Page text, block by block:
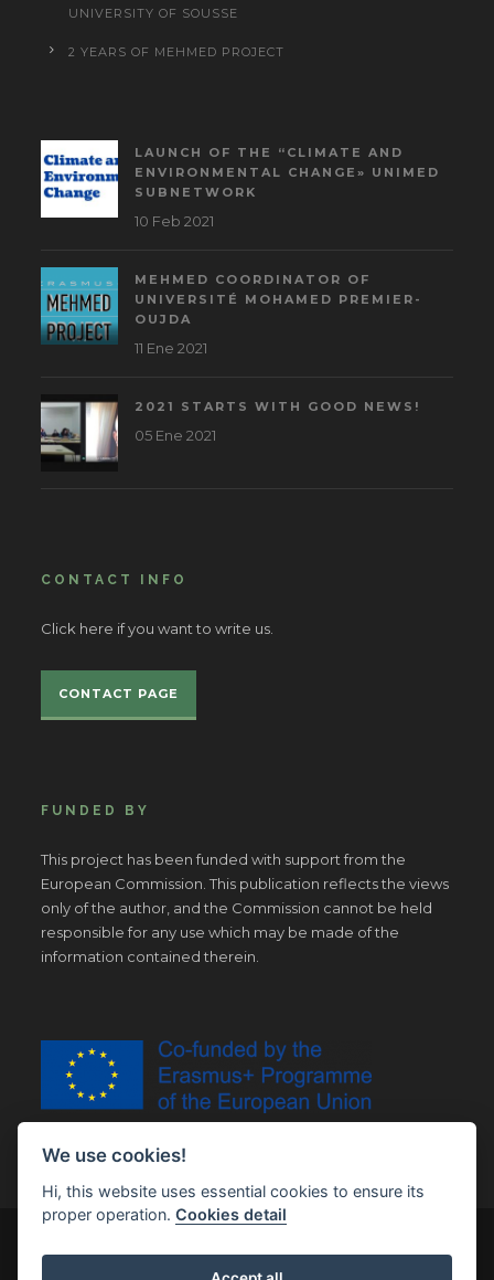
UNIVERSITY OF SOUSSE
2 YEARS OF MEHMED PROJECT
LAUNCH OF THE “CLIMATE AND
ENVIRONMENTAL CHANGE» UNIMED
SUBNETWORK
10 Feb 2021
MEHMED COORDINATOR OF
UNIVERSITÉ MOHAMED PREMIER-
OUJDA
11 Ene 2021
2021 STARTS WITH GOOD NEWS!
05 Ene 2021
CONTACT INFO
Click here if you want to write us.
CONTACT PAGE
FUNDED BY
This project has been funded with support from the
European Commission. This publication reflects the views
only of the author, and the Commission cannot be held
responsible for any use which may be made of the
information contained therein.
We use cookies!
Hi, this website uses essential cookies to ensure its
proper operation.Cookies detail